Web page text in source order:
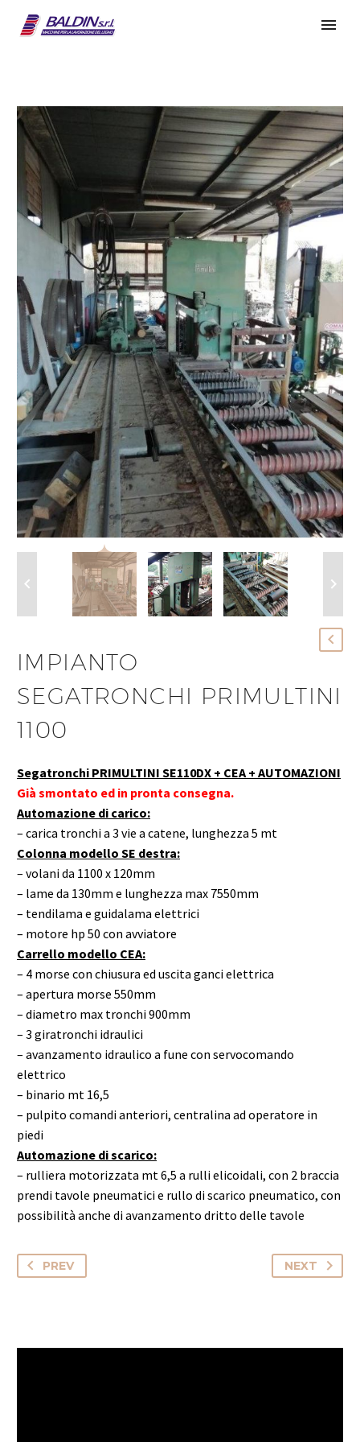
IMPIANTO
SEGATRONCHI PRIMULTINI
1100
Segatronchi PRIMULTINI SE110DX + CEA + AUTOMAZIONI
Già smontato ed in pronta consegna.
Automazione di carico:
– carica tronchi a 3 vie a catene, lunghezza 5 mt
Colonna modello SE destra:
– volani da 1100 x 120mm
– lame da 130mm e lunghezza max 7550mm
– tendilama e guidalama elettrici
– motore hp 50 con avviatore
Carrello modello CEA:
– 4 morse con chiusura ed uscita ganci elettrica
– apertura morse 550mm
– diametro max tronchi 900mm
– 3 giratronchi idraulici
– avanzamento idraulico a fune con servocomando
elettrico
– binario mt 16,5
– pulpito comandi anteriori, centralina ad operatore in
piedi
Automazione di scarico:
– rulliera motorizzata mt 6,5 a rulli elicoidali, con 2 braccia
prendi tavole pneumatici e rullo di scarico pneumatico, con
possibilità anche di avanzamento dritto delle tavole
PREV NEXT